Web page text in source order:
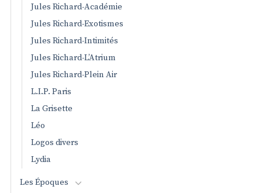
Jules Richard-Académie
Jules Richard-Exotismes
Jules Richard-Intimités
Jules Richard-L’Atrium
Jules Richard-Plein Air
L.I.P. Paris
La Grisette
Léo
Logos divers
Lydia
Les Époques